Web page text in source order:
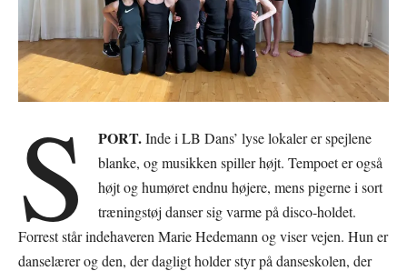
S PORT.Inde i LB Dans’ lyse lokaler er spejlene
blanke, og musikken spiller højt. Tempoet er også
højt og humøret endnu højere, mens pigerne i sort
træningstøj danser sig varme på disco-holdet.
Forrest står indehaveren Marie Hedemann og viser vejen. Hun er
danselærer og den, der dagligt holder styr på danseskolen, der